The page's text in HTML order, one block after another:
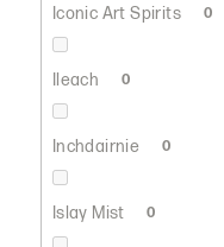
Iconic Art Spirits 0
Ileach 0
Inchdairnie 0
Islay Mist 0